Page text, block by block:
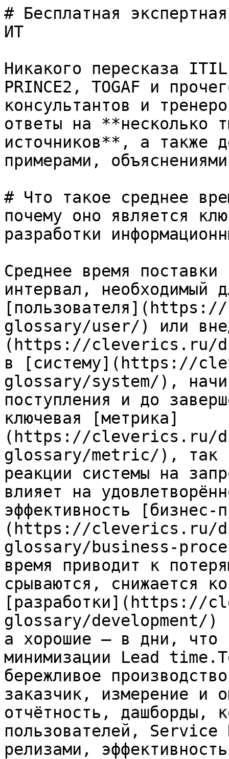
# Бесплатная
ИТ
Никакого пересказа
PRINCE2, TOGAF и
консультантов и
ответы на **несколько
источников**, а также
примерами,
# Что такое среднее
почему оно является
разработки
Среднее время
интервал, необходимый
glossary/user/) или
(https://cleverics.ru/
в [систему](https://
glossary/system/),
поступления и до
ключевая [метрика]
(https://cleverics.ru/
glossary/metric/), так
реакции системы на
влияет на
эффективность [бизнес-
(https://cleverics.ru/
glossary/business-
время приводит к
срываются, снижается
glossary/development/)
а хорошие — в дни, что
минимизации Lead
бережливое
заказчик, измерение и
отчётность, дашборды,
пользователей,
релизами,